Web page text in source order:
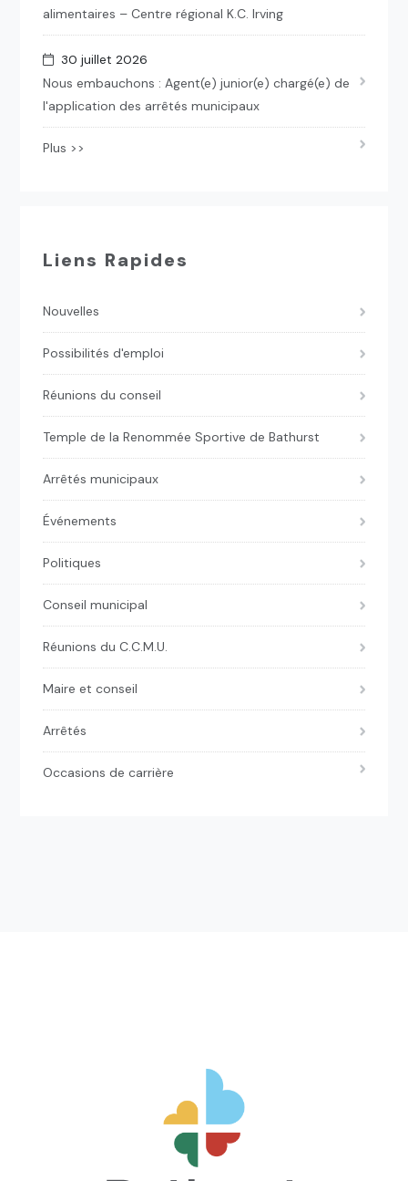
alimentaires – Centre régional K.C. Irving
30 juillet 2026
Nous embauchons : Agent(e) junior(e) chargé(e) de
l'application des arrêtés municipaux
Plus >>
Liens Rapides
Nouvelles
Possibilités d'emploi
Réunions du conseil
Temple de la Renommée Sportive de Bathurst
Arrêtés municipaux
Événements
Politiques
Conseil municipal
Réunions du C.C.M.U.
Maire et conseil
Arrêtés
Occasions de carrière